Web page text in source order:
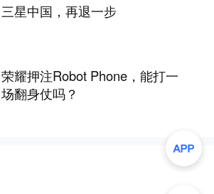
三星中国，再退一步
荣耀押注Robot Phone，能打一
场翻身仗吗？